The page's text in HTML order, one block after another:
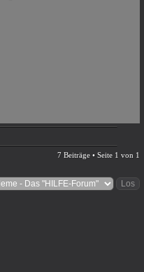
7 Beiträge • Seite 1 von 1